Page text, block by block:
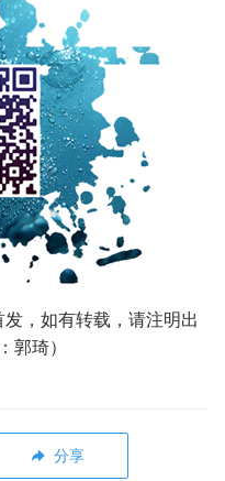
发，如有转载，请注明出
郭琦）
分享